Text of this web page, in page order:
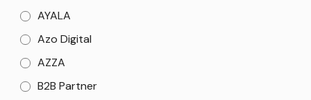
AYALA
Azo Digital
AZZA
B2B Partner